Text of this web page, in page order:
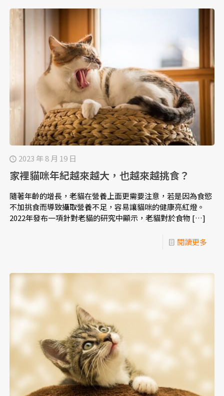
2023 年 8 月 19 日
家裡貓咪年紀越來越大，也越來越挑食？
隨著年齡的增長，老貓在營養上面更需要注意，若是因為食慾
不加挑食而導致攝取營養不足，容易讓貓咪的健康亮紅燈。
2022年發布一項針對老貓的研究中顯示，老貓對於食物 […]
閱讀更多